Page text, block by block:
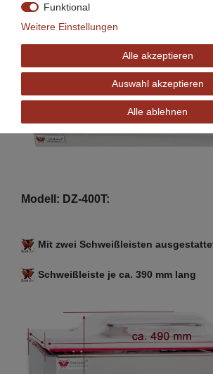
Modell: DZ-400T:
Mit zwei Schweißleisten
Schweißleiste je ca. 390 mm lang
Funktional
Weitere Einstellungen
Alle akzeptieren
Auswahl akzeptieren
Alle ablehnen